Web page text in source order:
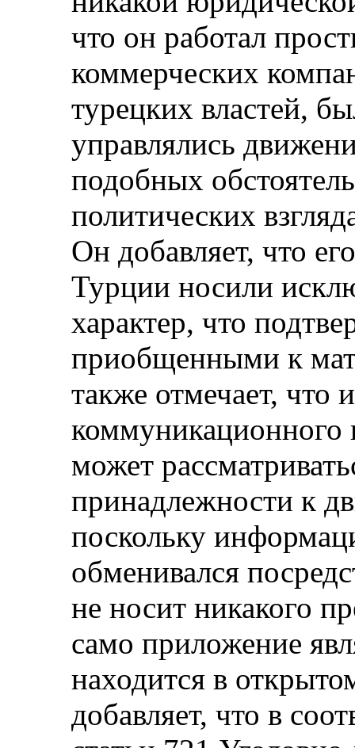
что он работал
коммерческих
турецких властей,
управлялись
подобных
политических
Он добавляет, что
Турции носили
характер, что
приобщенными к
также отмечает, что
может
принадлежности к
поскольку
обменивался
не носит никакого
само приложение
находится в
добавляет, что в